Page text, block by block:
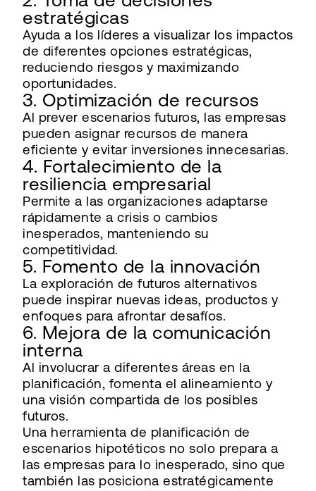
estratégicas
Ayuda a los líderes a visualizar los impactos
de diferentes opciones estratégicas,
reduciendo riesgos y maximizando
oportunidades.
3. Optimización de recursos
Al prever escenarios futuros, las empresas
pueden asignar recursos de manera
eficiente y evitar inversiones innecesarias.
4. Fortalecimiento de la
resiliencia empresarial
Permite a las organizaciones adaptarse
rápidamente a crisis o cambios
inesperados, manteniendo su
competitividad.
5. Fomento de la innovación
La exploración de futuros alternativos
puede inspirar nuevas ideas, productos y
enfoques para afrontar desafíos.
6. Mejora de la comunicación
interna
Al involucrar a diferentes áreas en la
planificación, fomenta el alineamiento y
una visión compartida de los posibles
futuros.
Una herramienta de planificación de
escenarios hipotéticos no solo prepara a
las empresas para lo inesperado, sino que
también las posiciona estratégicamente